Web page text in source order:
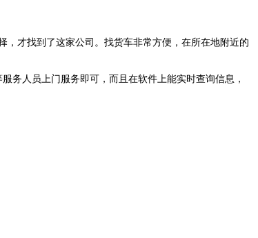
才找到了这家公司。找货车非常方便，在所在地附近的
务人员上门服务即可，而且在软件上能实时查询信息，